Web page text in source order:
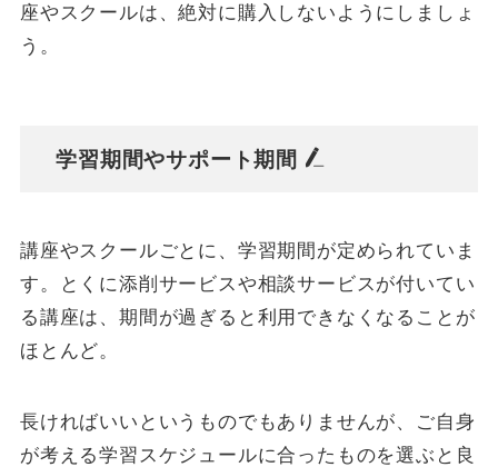
座やスクールは、絶対に購入しないようにしましょ
う。
学習期間やサポート期間
講座やスクールごとに、学習期間が定められていま
す。とくに添削サービスや相談サービスが付いてい
る講座は、期間が過ぎると利用できなくなることが
ほとんど。
長ければいいというものでもありませんが、ご自身
が考える学習スケジュールに合ったものを選ぶと良